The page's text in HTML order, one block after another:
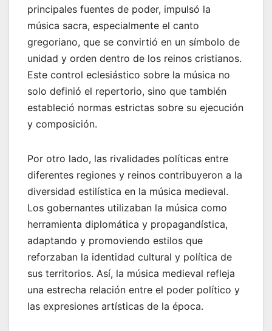
principales fuentes de poder, impulsó la
música sacra, especialmente el canto
gregoriano, que se convirtió en un símbolo de
unidad y orden dentro de los reinos cristianos.
Este control eclesiástico sobre la música no
solo definió el repertorio, sino que también
estableció normas estrictas sobre su ejecución
y composición.
Por otro lado, las rivalidades políticas entre
diferentes regiones y reinos contribuyeron a la
diversidad estilística en la música medieval.
Los gobernantes utilizaban la música como
herramienta diplomática y propagandística,
adaptando y promoviendo estilos que
reforzaban la identidad cultural y política de
sus territorios. Así, la música medieval refleja
una estrecha relación entre el poder político y
las expresiones artísticas de la época.